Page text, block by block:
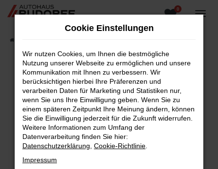
Zum
0
Fehler: Network Error
Beim Laden ist ein Fehler aufgetreten.
Hier sind ein paar Tipps, die dir helfen können:
Überprüfe deine Firewall und deine
Internetverbindung.
Laden andere Webseiten, zum Beispiel deine
Suchmaschine?
Cookie Einstellungen
Wir nutzen Cookies, um Ihnen die bestmögliche
Nutzung unserer Webseite zu ermöglichen und unsere
Kommunikation mit Ihnen zu verbessern. Wir
berücksichtigen hierbei Ihre Präferenzen und
verarbeiten Daten für Marketing und Statistiken nur,
wenn Sie uns Ihre Einwilligung geben. Wenn Sie zu
einem späteren Zeitpunkt Ihre Meinung ändern, können
Sie die Einwilligung jederzeit für die Zukunft widerrufen.
Weitere Informationen zum Umfang der
Datenverarbeitung finden Sie hier:
Datenschutzerklärung Cookie-Richtlinie
Impressum